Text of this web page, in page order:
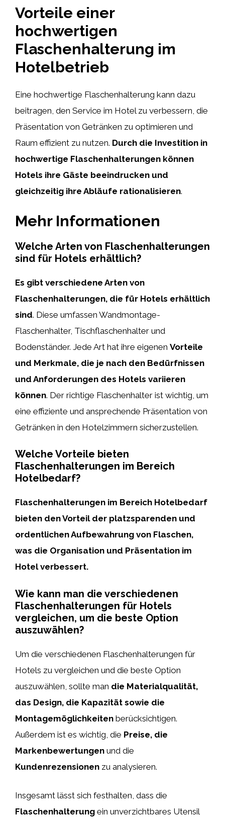
Vorteile einer
hochwertigen
Flaschenhalterung im
Hotelbetrieb
Eine hochwertige Flaschenhalterung kann dazu
beitragen, den Service im Hotel zu verbessern, die
Präsentation von Getränken zu optimieren und
Raum effizient zu nutzen. Durch die Investition in
hochwertige Flaschenhalterungen können
Hotels ihre Gäste beeindrucken und
gleichzeitig ihre Abläufe rationalisieren.
Mehr Informationen
Welche Arten von Flaschenhalterungen
sind für Hotels erhältlich?
Es gibt verschiedene Arten von
Flaschenhalterungen, die für Hotels erhältlich
sind. Diese umfassen Wandmontage-
Flaschenhalter, Tischflaschenhalter und
Bodenständer. Jede Art hat ihre eigenen Vorteile
und Merkmale, die je nach den Bedürfnissen
und Anforderungen des Hotels variieren
können. Der richtige Flaschenhalter ist wichtig, um
eine effiziente und ansprechende Präsentation von
Getränken in den Hotelzimmern sicherzustellen.
Welche Vorteile bieten
Flaschenhalterungen im Bereich
Hotelbedarf?
Flaschenhalterungen im Bereich Hotelbedarf
bieten den Vorteil der platzsparenden und
ordentlichen Aufbewahrung von Flaschen,
was die Organisation und Präsentation im
Hotel verbessert.
Wie kann man die verschiedenen
Flaschenhalterungen für Hotels
vergleichen, um die beste Option
auszuwählen?
Um die verschiedenen Flaschenhalterungen für
Hotels zu vergleichen und die beste Option
auszuwählen, sollte man die Materialqualität,
das Design, die Kapazität sowie die
Montagemöglichkeiten berücksichtigen.
Außerdem ist es wichtig, die Preise, die
Markenbewertungen und die
Kundenrezensionen zu analysieren.
Insgesamt lässt sich festhalten, dass die
Flaschenhalterung ein unverzichtbares Utensil